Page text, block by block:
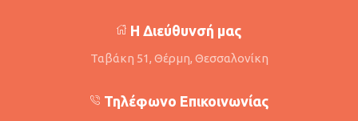
Η Διεύθυνσή μας
Ταβάκη 51, Θέρμη, Θεσσαλονίκη
Τηλέφωνο Επικοινωνίας